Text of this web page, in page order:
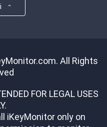
All Rights
FOR LEGAL USES
iKeyMonitor only on